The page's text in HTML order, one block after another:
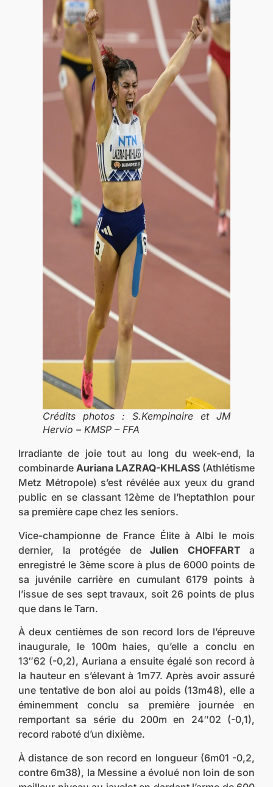
Crédits photos : S.Kempinaire et JM
Hervio – KMSP – FFA
Irradiante de joie tout au long du week-end, la
combinarde Auriana LAZRAQ-KHLASS (Athlétisme
Metz Métropole) s’est révélée aux yeux du grand
public en se classant 12ème de l’heptathlon pour
sa première cape chez les seniors.
Vice-championne de France Élite à Albi le mois
dernier, la protégée de Julien CHOFFART a
enregistré le 3ème score à plus de 6000 points de
sa juvénile carrière en cumulant 6179 points à
l’issue de ses sept travaux, soit 26 points de plus
que dans le Tarn.
À deux centièmes de son record lors de l’épreuve
inaugurale, le 100m haies, qu’elle a conclu en
13″62 (-0,2), Auriana a ensuite égalé son record à
la hauteur en s’élevant à 1m77. Après avoir assuré
une tentative de bon aloi au poids (13m48), elle a
éminemment conclu sa première journée en
remportant sa série du 200m en 24″02 (-0,1),
record raboté d’un dixième.
À distance de son record en longueur (6m01 -0,2,
contre 6m38), la Messine a évolué non loin de son